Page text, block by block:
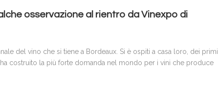
osservazione al rientro da Vinexpo di
del vino che si tiene a Bordeaux. Si è ospiti a casa loro, dei primi
ha costruito la più forte domanda nel mondo per i vini che produce